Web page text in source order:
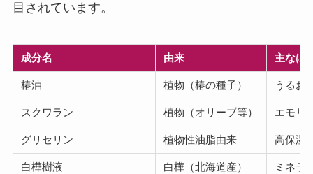
目されています。
成分名 由来 主なは
椿油 植物（椿の種子） うるお
スクワラン 植物（オリーブ等） エモリ
グリセリン 植物性油脂由来 高保湿
白樺樹液 白樺（北海道産） ミネラ